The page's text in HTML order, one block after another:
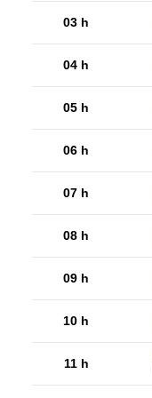
03 h
04 h
05 h
06 h
07 h
08 h
09 h
10 h
11 h